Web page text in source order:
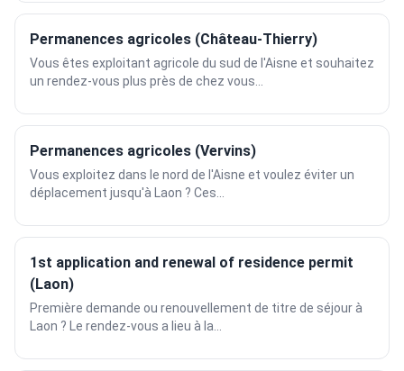
Permanences agricoles (Château-Thierry)
Vous êtes exploitant agricole du sud de l'Aisne et souhaitez
un rendez-vous plus près de chez vous...
Permanences agricoles (Vervins)
Vous exploitez dans le nord de l'Aisne et voulez éviter un
déplacement jusqu'à Laon ? Ces...
1st application and renewal of residence permit
(Laon)
Première demande ou renouvellement de titre de séjour à
Laon ? Le rendez-vous a lieu à la...